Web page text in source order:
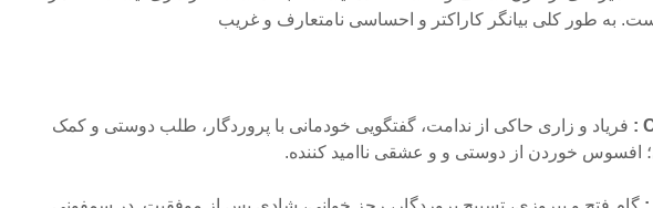
به طور کلی بیانگر کاراکتر و احساسی نامتعارف و غریب
فریاد و زاری حاکی از ندامت، گفتگویی خودمانی با پروردگار، طلب دوستی و کمک
افسوس خوردن از دوستی و و عشقی ناامید کننده.